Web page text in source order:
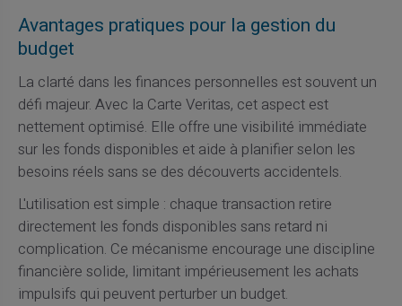
Avantages pratiques pour la gestion du
budget
La clarté dans les finances personnelles est souvent un
défi majeur. Avec la Carte Veritas, cet aspect est
nettement optimisé. Elle offre une visibilité immédiate
sur les fonds disponibles et aide à planifier selon les
besoins réels sans se des découverts accidentels.
L'utilisation est simple : chaque transaction retire
directement les fonds disponibles sans retard ni
complication. Ce mécanisme encourage une discipline
financière solide, limitant impérieusement les achats
impulsifs qui peuvent perturber un budget.